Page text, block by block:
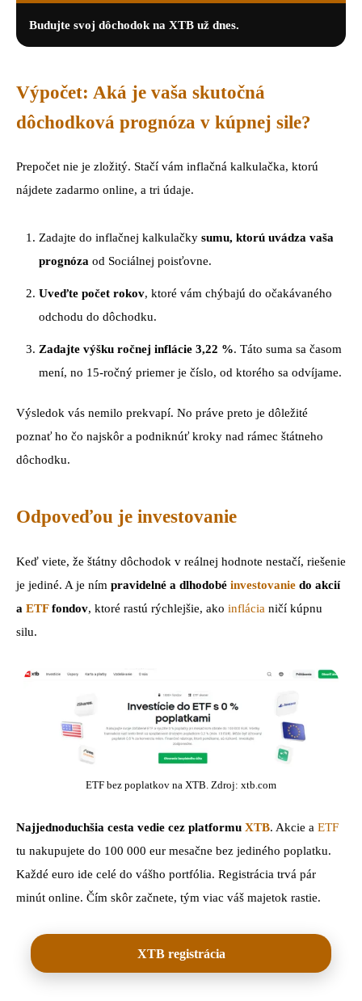
Budujte svoj dôchodok na XTB už dnes.
Výpočet: Aká je vaša skutočná
dôchodková prognóza v kúpnej sile?
Prepočet nie je zložitý. Stačí vám inflačná kalkulačka, ktorú
nájdete zadarmo online, a tri údaje.
Zadajte do inflačnej kalkulačky sumu, ktorú uvádza vaša
prognóza od Sociálnej poisťovne.
Uveďte počet rokov, ktoré vám chýbajú do očakávaného
odchodu do dôchodku.
Zadajte výšku ročnej inflácie 3,22 %. Táto suma sa časom
mení, no 15-ročný priemer je číslo, od ktorého sa odvíjame.
Výsledok vás nemilo prekvapí. No práve preto je dôležité
poznať ho čo najskôr a podniknúť kroky nad rámec štátneho
dôchodku.
Odpoveďou je investovanie
Keď viete, že štátny dôchodok v reálnej hodnote nestačí, riešenie
je jediné. A je ním pravidelné a dlhodobé investovanie do akcií
a ETFfondov, ktoré rastú rýchlejšie, ako inflácia ničí kúpnu
silu.
ETF bez poplatkov na XTB. Zdroj: xtb.com
Najjednoduchšia cesta vedie cez platformu XTB. Akcie a ETF
tu nakupujete do 100 000 eur mesačne bez jediného poplatku.
Každé euro ide celé do vášho portfólia. Registrácia trvá pár
minút online. Čím skôr začnete, tým viac váš majetok rastie.
XTB registrácia